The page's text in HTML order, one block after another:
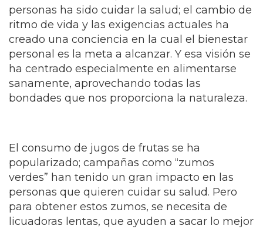
personas ha sido cuidar la salud; el cambio de
ritmo de vida y las exigencias actuales ha
creado una conciencia en la cual el bienestar
personal es la meta a alcanzar. Y esa visión se
ha centrado especialmente en alimentarse
sanamente, aprovechando todas las
bondades que nos proporciona la naturaleza.
El consumo de jugos de frutas se ha
popularizado; campañas como “zumos
verdes” han tenido un gran impacto en las
personas que quieren cuidar su salud. Pero
para obtener estos zumos, se necesita de
licuadoras lentas, que ayuden a sacar lo mejor